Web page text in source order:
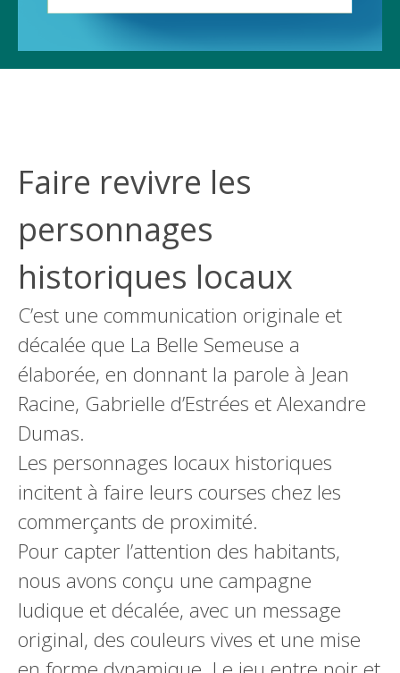
Faire revivre les
personnages
historiques locaux
C’est une communication originale et
décalée que La Belle Semeuse a
élaborée, en donnant la parole à Jean
Racine, Gabrielle d’Estrées et Alexandre
Dumas.
Les personnages locaux historiques
incitent à faire leurs courses chez les
commerçants de proximité.
Pour capter l’attention des habitants,
nous avons conçu une campagne
ludique et décalée, avec un message
original, des couleurs vives et une mise